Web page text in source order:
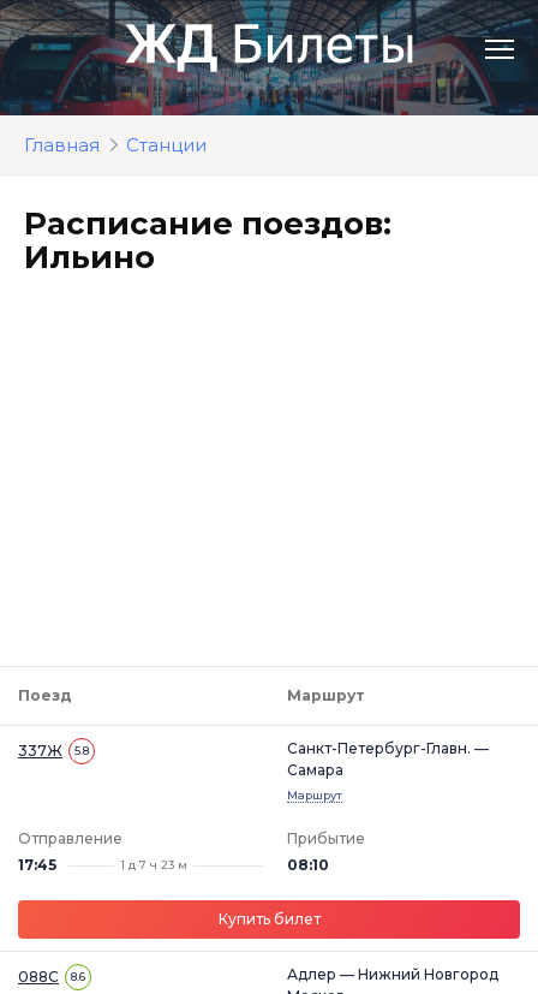
Перейти
к
контенту
Главная Станции
Расписание поездов:
Ильино
Поезд Маршрут
337Ж 5.8
Санкт-Петербург-Главн. —
Самара
Маршрут
Отправление
17:45
1 д 7 ч 23 м
Прибытие
08:10
Купить билет
088С 8.6
Адлер — Нижний Новгород